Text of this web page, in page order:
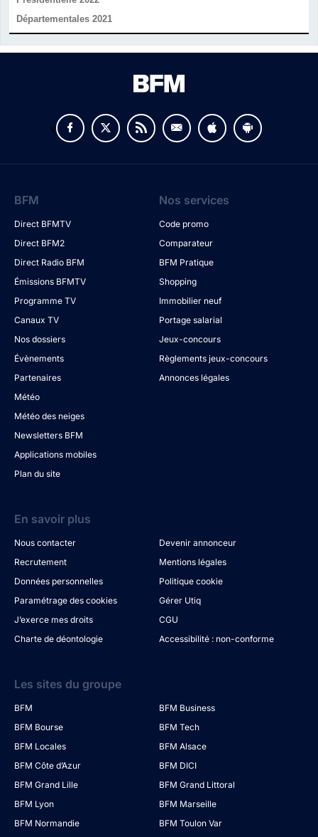
Départementales 2021
v
BFM
Direct BFMTV
Direct BFM2
Direct Radio BFM
Émissions BFMTV
Programme TV
Canaux TV
Nos dossiers
Évènements
Partenaires
Météo
Météo des neiges
Newsletters BFM
Applications mobiles
Plan du site
Nos services
Code promo
Comparateur
BFM Pratique
Shopping
Immobilier neuf
Portage salarial
Jeux-concours
Règlements jeux-concours
Annonces légales
En savoir plus
Nous contacter
Devenir annonceur
Recrutement
Mentions légales
Données personnelles
Politique cookie
Paramétrage des cookies
Gérer Utiq
J’exerce mes droits
CGU
Charte de déontologie
Accessibilité : non-conforme
Les sites du groupe
BFM
BFM Business
BFM Bourse
BFM Tech
BFM Locales
BFM Alsace
BFM Côte d’Azur
BFM DICI
BFM Grand Lille
BFM Grand Littoral
BFM Lyon
BFM Marseille
BFM Normandie
BFM Toulon Var